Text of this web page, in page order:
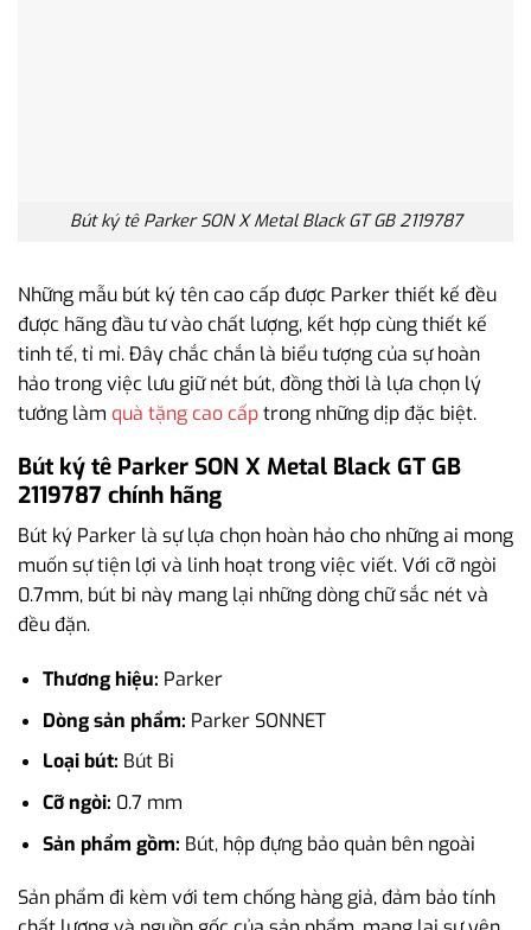
Bút ký tê Parker SON X Metal Black GT GB 2119787
Những mẫu bút ký tên cao cấp được Parker thiết kế đều
được hãng đầu tư vào chất lượng, kết hợp cùng thiết kế
tinh tế, tỉ mỉ. Đây chắc chắn là biểu tượng của sự hoàn
hảo trong việc lưu giữ nét bút, đồng thời là lựa chọn lý
tưởng làm quà tặng cao cấptrong những dịp đặc biệt.
Bút ký tê Parker SON X Metal Black GT GB
2119787 chính hãng
Bút ký Parker là sự lựa chọn hoàn hảo cho những ai mong
muốn sự tiện lợi và linh hoạt trong việc viết. Với cỡ ngòi
0.7mm, bút bi này mang lại những dòng chữ sắc nét và
đều đặn.
Thương hiệu: Parker
Dòng sản phẩm: Parker SONNET
Loại bút: Bút Bi
Cỡ ngòi: 0.7 mm
Sản phẩm gồm: Bút, hộp đựng bảo quản bên ngoài
Sản phẩm đi kèm với tem chống hàng giả, đảm bảo tính